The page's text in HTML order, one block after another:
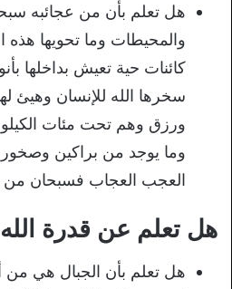
هل تعلم بأن من عجائبه
والمحيطات وما تحويها هذه
كائنات حية تعيش بداخلها
سخرها الله للإنسان وهيئ
ورزق وهم تحت مئات
وما يوجد من براكين وصخور
العجب العجاب فسبحان من
هل تعلم عن قدرة
هل تعلم بأن الجبال هي